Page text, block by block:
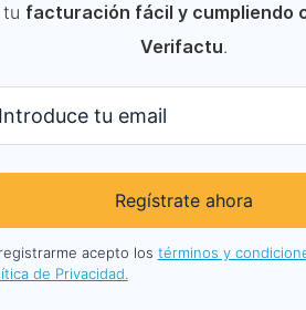
facturación fácil y cumpliendo
Verifactu.
Regístrate ahora
acepto los términos y
de Privacidad.